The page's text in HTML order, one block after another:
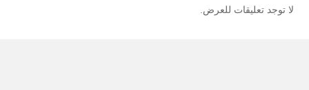
لا توجد تعليقات للعرض.